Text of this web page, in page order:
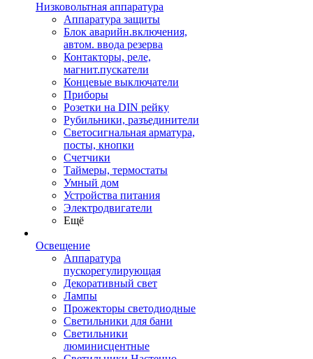
Низковольтная аппаратура
Аппаратура защиты
Блок аварийн.включения,
автом. ввода резерва
Контакторы, реле,
магнит.пускатели
Концевые выключатели
Приборы
Розетки на DIN рейку
Рубильники, разъединители
Светосигнальная арматура,
посты, кнопки
Счетчики
Таймеры, термостаты
Умный дом
Устройства питания
Электродвигатели
Ещё
Освещение
Аппаратура
пускорегулирующая
Декоративный свет
Лампы
Прожекторы светодиодные
Светильники для бани
Светильники
люминисцентные